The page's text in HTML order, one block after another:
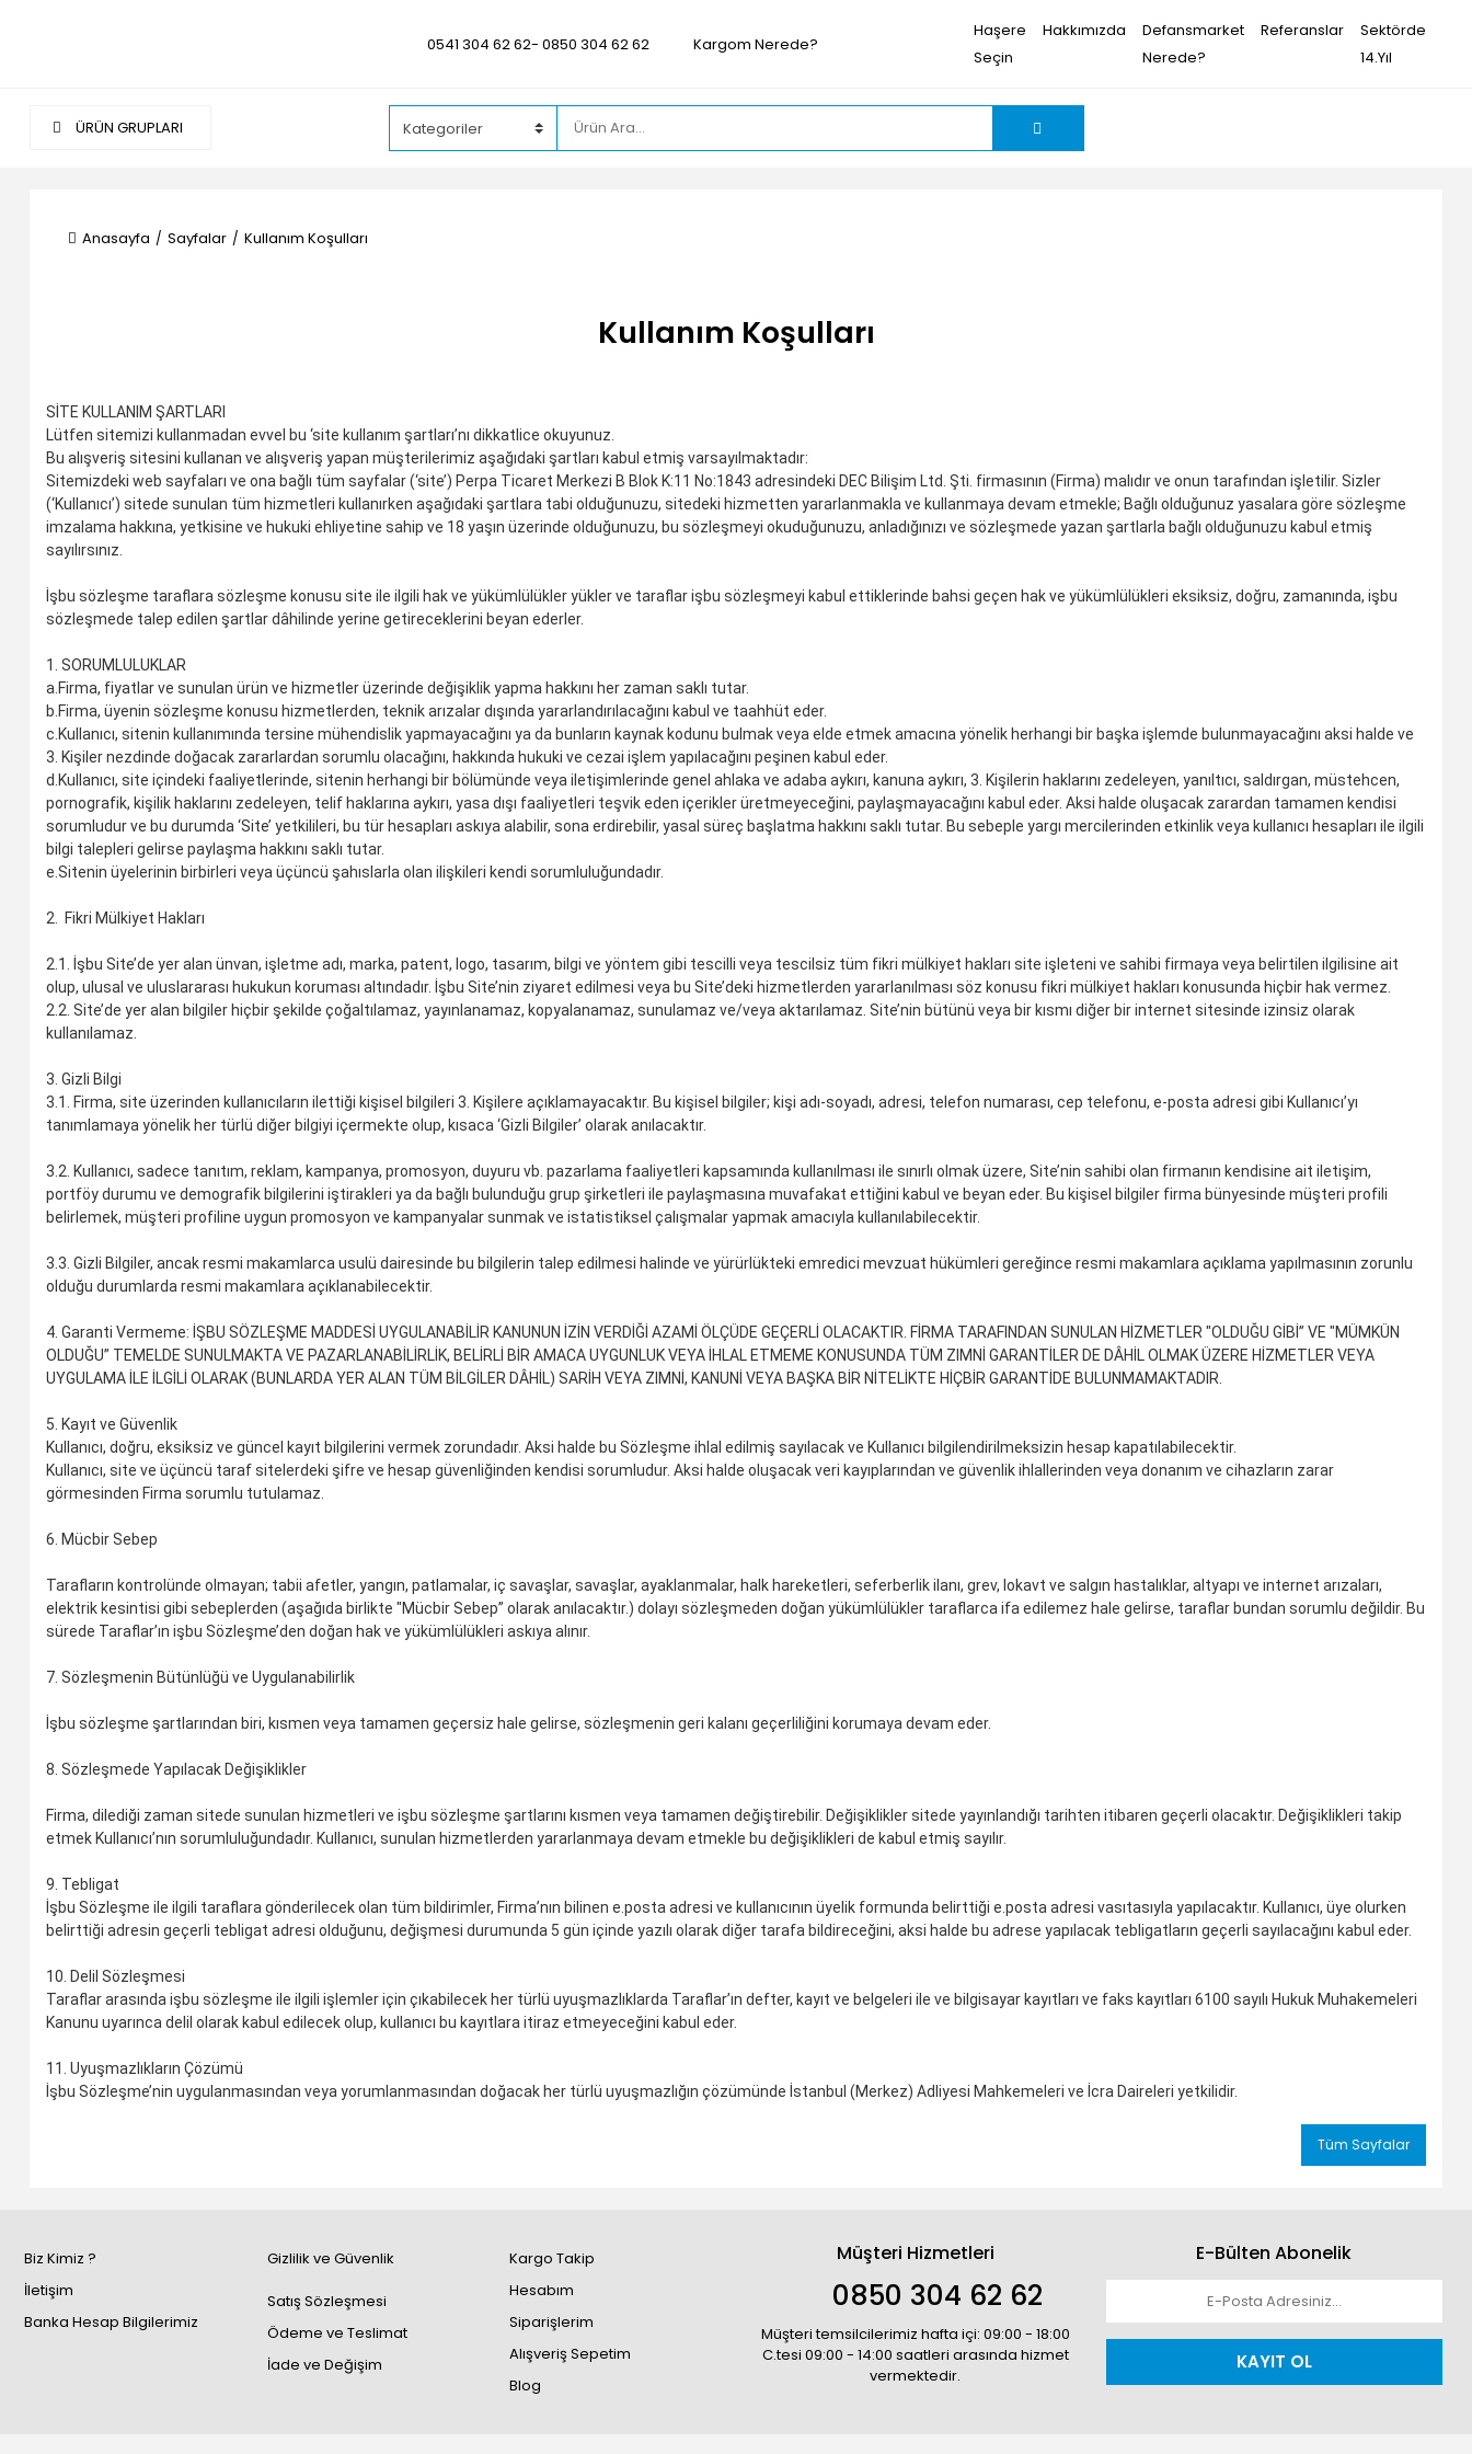
0541 304 62 62- 0850 304 62 62 Kargom Nerede?
Haşere
Seçin
Hakkımızda
Defansmarket
Nerede?
Referanslar
Sektörde
14.Yıl
ÜRÜN GRUPLARI
Anasayfa Sayfalar Kullanım Koşulları
Kullanım Koşulları
SİTE KULLANIM ŞARTLARI
Lütfen sitemizi kullanmadan evvel bu ‘site kullanım şartları’nı dikkatlice okuyunuz.
Bu alışveriş sitesini kullanan ve alışveriş yapan müşterilerimiz aşağıdaki şartları kabul etmiş varsayılmaktadır:
Sitemizdeki web sayfaları ve ona bağlı tüm sayfalar (‘site’) Perpa Ticaret Merkezi B Blok K:11 No:1843 adresindeki DEC Bilişim Ltd. Şti. firmasının (Firma) malıdır ve onun tarafından işletilir. Sizler
(‘Kullanıcı’) sitede sunulan tüm hizmetleri kullanırken aşağıdaki şartlara tabi olduğunuzu, sitedeki hizmetten yararlanmakla ve kullanmaya devam etmekle; Bağlı olduğunuz yasalara göre sözleşme
imzalama hakkına, yetkisine ve hukuki ehliyetine sahip ve 18 yaşın üzerinde olduğunuzu, bu sözleşmeyi okuduğunuzu, anladığınızı ve sözleşmede yazan şartlarla bağlı olduğunuzu kabul etmiş
sayılırsınız.
İşbu sözleşme taraflara sözleşme konusu site ile ilgili hak ve yükümlülükler yükler ve taraflar işbu sözleşmeyi kabul ettiklerinde bahsi geçen hak ve yükümlülükleri eksiksiz, doğru, zamanında, işbu
sözleşmede talep edilen şartlar dâhilinde yerine getireceklerini beyan ederler.
1. SORUMLULUKLAR
a. Firma, fiyatlar ve sunulan ürün ve hizmetler üzerinde değişiklik yapma hakkını her zaman saklı tutar.
b. Firma, üyenin sözleşme konusu hizmetlerden, teknik arızalar dışında yararlandırılacağını kabul ve taahhüt eder.
c. Kullanıcı, sitenin kullanımında tersine mühendislik yapmayacağını ya da bunların kaynak kodunu bulmak veya elde etmek amacına yönelik herhangi bir başka işlemde bulunmayacağını aksi halde ve
3. Kişiler nezdinde doğacak zararlardan sorumlu olacağını, hakkında hukuki ve cezai işlem yapılacağını peşinen kabul eder.
d. Kullanıcı, site içindeki faaliyetlerinde, sitenin herhangi bir bölümünde veya iletişimlerinde genel ahlaka ve adaba aykırı, kanuna aykırı, 3. Kişilerin haklarını zedeleyen, yanıltıcı, saldırgan, müstehcen,
pornografik, kişilik haklarını zedeleyen, telif haklarına aykırı, yasa dışı faaliyetleri teşvik eden içerikler üretmeyeceğini, paylaşmayacağını kabul eder. Aksi halde oluşacak zarardan tamamen kendisi
sorumludur ve bu durumda ‘Site’ yetkilileri, bu tür hesapları askıya alabilir, sona erdirebilir, yasal süreç başlatma hakkını saklı tutar. Bu sebeple yargı mercilerinden etkinlik veya kullanıcı hesapları ile ilgili
bilgi talepleri gelirse paylaşma hakkını saklı tutar.
e. Sitenin üyelerinin birbirleri veya üçüncü şahıslarla olan ilişkileri kendi sorumluluğundadır.
2. Fikri Mülkiyet Hakları
2.1. İşbu Site’de yer alan ünvan, işletme adı, marka, patent, logo, tasarım, bilgi ve yöntem gibi tescilli veya tescilsiz tüm fikri mülkiyet hakları site işleteni ve sahibi firmaya veya belirtilen ilgilisine ait
olup, ulusal ve uluslararası hukukun koruması altındadır. İşbu Site’nin ziyaret edilmesi veya bu Site’deki hizmetlerden yararlanılması söz konusu fikri mülkiyet hakları konusunda hiçbir hak vermez.
2.2. Site’de yer alan bilgiler hiçbir şekilde çoğaltılamaz, yayınlanamaz, kopyalanamaz, sunulamaz ve/veya aktarılamaz. Site’nin bütünü veya bir kısmı diğer bir internet sitesinde izinsiz olarak
kullanılamaz.
3. Gizli Bilgi
3.1. Firma, site üzerinden kullanıcıların ilettiği kişisel bilgileri 3. Kişilere açıklamayacaktır. Bu kişisel bilgiler; kişi adı-soyadı, adresi, telefon numarası, cep telefonu, e-posta adresi gibi Kullanıcı’yı
tanımlamaya yönelik her türlü diğer bilgiyi içermekte olup, kısaca ‘Gizli Bilgiler’ olarak anılacaktır.
3.2. Kullanıcı, sadece tanıtım, reklam, kampanya, promosyon, duyuru vb. pazarlama faaliyetleri kapsamında kullanılması ile sınırlı olmak üzere, Site’nin sahibi olan firmanın kendisine ait iletişim,
portföy durumu ve demografik bilgilerini iştirakleri ya da bağlı bulunduğu grup şirketleri ile paylaşmasına muvafakat ettiğini kabul ve beyan eder. Bu kişisel bilgiler firma bünyesinde müşteri profili
belirlemek, müşteri profiline uygun promosyon ve kampanyalar sunmak ve istatistiksel çalışmalar yapmak amacıyla kullanılabilecektir.
3.3. Gizli Bilgiler, ancak resmi makamlarca usulü dairesinde bu bilgilerin talep edilmesi halinde ve yürürlükteki emredici mevzuat hükümleri gereğince resmi makamlara açıklama yapılmasının zorunlu
olduğu durumlarda resmi makamlara açıklanabilecektir.
4. Garanti Vermeme: İŞBU SÖZLEŞME MADDESİ UYGULANABİLİR KANUNUN İZİN VERDİĞİ AZAMİ ÖLÇÜDE GEÇERLİ OLACAKTIR. FİRMA TARAFINDAN SUNULAN HİZMETLER "OLDUĞU GİBİ” VE "MÜMKÜN
OLDUĞU” TEMELDE SUNULMAKTA VE PAZARLANABİLİRLİK, BELİRLİ BİR AMACA UYGUNLUK VEYA İHLAL ETMEME KONUSUNDA TÜM ZIMNİ GARANTİLER DE DÂHİL OLMAK ÜZERE HİZMETLER VEYA
UYGULAMA İLE İLGİLİ OLARAK (BUNLARDA YER ALAN TÜM BİLGİLER DÂHİL) SARİH VEYA ZIMNİ, KANUNİ VEYA BAŞKA BİR NİTELİKTE HİÇBİR GARANTİDE BULUNMAMAKTADIR.
5. Kayıt ve Güvenlik
Kullanıcı, doğru, eksiksiz ve güncel kayıt bilgilerini vermek zorundadır. Aksi halde bu Sözleşme ihlal edilmiş sayılacak ve Kullanıcı bilgilendirilmeksizin hesap kapatılabilecektir.
Kullanıcı, site ve üçüncü taraf sitelerdeki şifre ve hesap güvenliğinden kendisi sorumludur. Aksi halde oluşacak veri kayıplarından ve güvenlik ihlallerinden veya donanım ve cihazların zarar
görmesinden Firma sorumlu tutulamaz.
6. Mücbir Sebep
Tarafların kontrolünde olmayan; tabii afetler, yangın, patlamalar, iç savaşlar, savaşlar, ayaklanmalar, halk hareketleri, seferberlik ilanı, grev, lokavt ve salgın hastalıklar, altyapı ve internet arızaları,
elektrik kesintisi gibi sebeplerden (aşağıda birlikte "Mücbir Sebep” olarak anılacaktır.) dolayı sözleşmeden doğan yükümlülükler taraflarca ifa edilemez hale gelirse, taraflar bundan sorumlu değildir. Bu
sürede Taraflar’ın işbu Sözleşme’den doğan hak ve yükümlülükleri askıya alınır.
7. Sözleşmenin Bütünlüğü ve Uygulanabilirlik
İşbu sözleşme şartlarından biri, kısmen veya tamamen geçersiz hale gelirse, sözleşmenin geri kalanı geçerliliğini korumaya devam eder.
8. Sözleşmede Yapılacak Değişiklikler
Firma, dilediği zaman sitede sunulan hizmetleri ve işbu sözleşme şartlarını kısmen veya tamamen değiştirebilir. Değişiklikler sitede yayınlandığı tarihten itibaren geçerli olacaktır. Değişiklikleri takip
etmek Kullanıcı’nın sorumluluğundadır. Kullanıcı, sunulan hizmetlerden yararlanmaya devam etmekle bu değişiklikleri de kabul etmiş sayılır.
9. Tebligat
İşbu Sözleşme ile ilgili taraflara gönderilecek olan tüm bildirimler, Firma’nın bilinen e.posta adresi ve kullanıcının üyelik formunda belirttiği e.posta adresi vasıtasıyla yapılacaktır. Kullanıcı, üye olurken
belirttiği adresin geçerli tebligat adresi olduğunu, değişmesi durumunda 5 gün içinde yazılı olarak diğer tarafa bildireceğini, aksi halde bu adrese yapılacak tebligatların geçerli sayılacağını kabul eder.
10. Delil Sözleşmesi
Taraflar arasında işbu sözleşme ile ilgili işlemler için çıkabilecek her türlü uyuşmazlıklarda Taraflar’ın defter, kayıt ve belgeleri ile ve bilgisayar kayıtları ve faks kayıtları 6100 sayılı Hukuk Muhakemeleri
Kanunu uyarınca delil olarak kabul edilecek olup, kullanıcı bu kayıtlara itiraz etmeyeceğini kabul eder.
11. Uyuşmazlıkların Çözümü
İşbu Sözleşme’nin uygulanmasından veya yorumlanmasından doğacak her türlü uyuşmazlığın çözümünde İstanbul (Merkez) Adliyesi Mahkemeleri ve İcra Daireleri yetkilidir.
Tüm Sayfalar
Biz Kimiz ?
İletişim
Banka Hesap Bilgilerimiz
Gizlilik ve Güvenlik
Satış Sözleşmesi
Ödeme ve Teslimat
İade ve Değişim
Kargo Takip
Hesabım
Siparişlerim
Alışveriş Sepetim
Blog
Müşteri Hizmetleri
0850 304 62 62
Müşteri temsilcilerimiz hafta içi: 09:00 - 18:00
C.tesi 09:00 - 14:00 saatleri arasında hizmet
vermektedir.
E-Bülten Abonelik
KAYIT OL